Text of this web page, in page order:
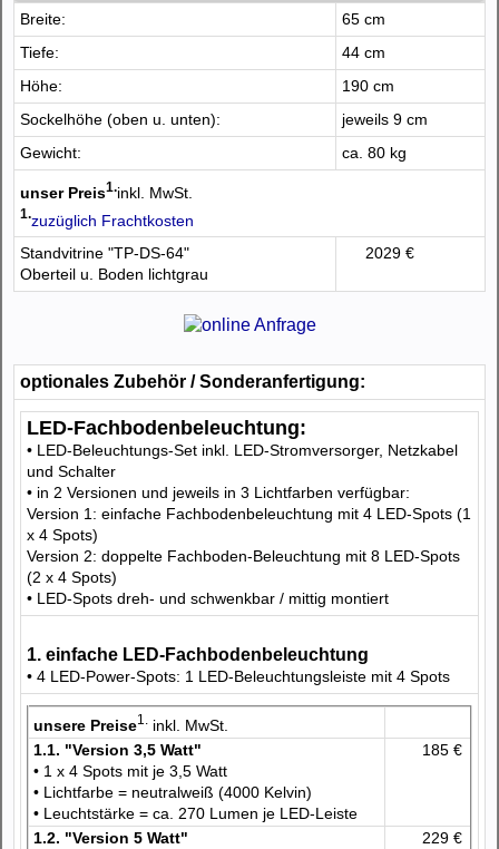
Breite:
65 cm
Tiefe:
44 cm
Höhe:
190 cm
Sockelhöhe (oben u. unten):
jeweils 9 cm
Gewicht:
ca. 80 kg
unser Preis1.inkl. MwSt.
1.zuzüglich Frachtkosten
Standvitrine "TP-DS-64"
Oberteil u. Boden lichtgrau
2029 €
optionales Zubehör / Sonderanfertigung:
LED-Fachbodenbeleuchtung:
• LED-Beleuchtungs-Set inkl. LED-Stromversorger, Netzkabel
und Schalter
• in 2 Versionen und jeweils in 3 Lichtfarben verfügbar:
Version 1: einfache Fachbodenbeleuchtung mit 4 LED-Spots (1
x 4 Spots)
Version 2: doppelte Fachboden-Beleuchtung mit 8 LED-Spots
(2 x 4 Spots)
• LED-Spots dreh- und schwenkbar / mittig montiert
1. einfache LED-Fachbodenbeleuchtung
• 4 LED-Power-Spots: 1 LED-Beleuchtungsleiste mit 4 Spots
unsere Preise1.
inkl. MwSt.
1.1. "Version 3,5 Watt"
• 1 x 4 Spots mit je 3,5 Watt
• Lichtfarbe = neutralweiß (4000 Kelvin)
• Leuchtstärke = ca. 270 Lumen je LED-Leiste
185 €
1.2. "Version 5 Watt"
229 €